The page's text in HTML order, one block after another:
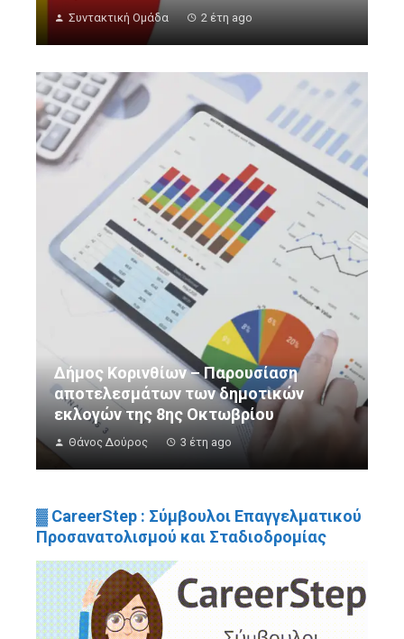
Συντακτική Ομάδα 2 έτη ago
Δήμος Κορινθίων – Παρουσίαση
αποτελεσμάτων των δημοτικών
εκλογών της 8ης Οκτωβρίου
Θάνος Δούρος 3 έτη ago
▓ CareerStep : Σύμβουλοι Επαγγελματικού
Προσανατολισμού και Σταδιοδρομίας